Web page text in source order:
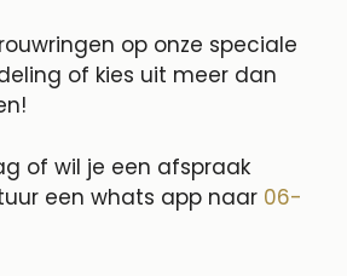
op onze speciale
of kies uit meer dan
of wil je een afspraak
een whats app naar 06-